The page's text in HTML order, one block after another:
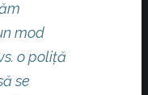
mod
o poliță
se